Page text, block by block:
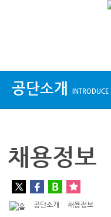
공단소개 INTRODUCE
채용정보
공단소개 채용정보